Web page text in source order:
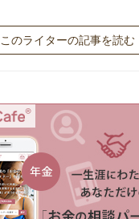
このライターの記事を読む